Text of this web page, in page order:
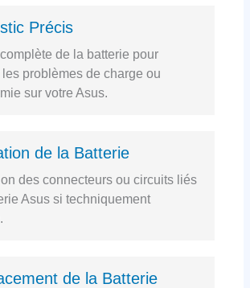
Précis
de la batterie pour
problèmes de charge ou
sur votre Asus.
de la Batterie
des connecteurs ou circuits liés
Asus si techniquement
de la Batterie